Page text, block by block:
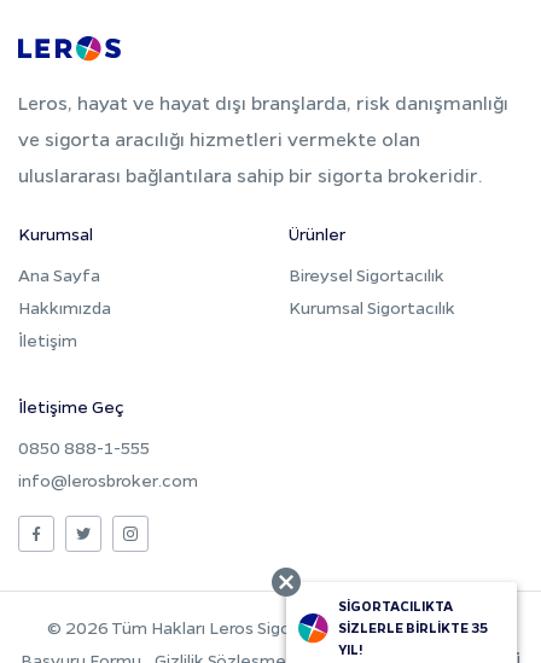
Leros, hayat ve hayat dışı branşlarda, risk danışmanlığı
ve sigorta aracılığı hizmetleri vermekte olan
uluslararası bağlantılara sahip bir sigorta brokeridir.
Kurumsal
Ana Sayfa
Hakkımızda
İletişim
Ürünler
Bireysel Sigortacılık
Kurumsal Sigortacılık
İletişime Geç
0850 888-1-555
info@lerosbroker.com
© 2026 Tüm Hakları Leros Sigorta Brokerliği A.Ş.’ye aittir.
SİGORTACILIKTA
SİZLERLE BİRLİKTE 35
YIL!